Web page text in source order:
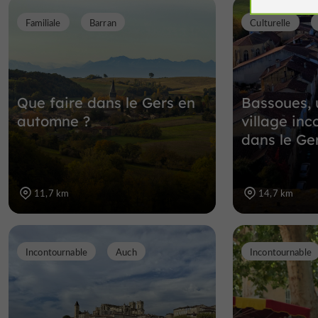
Que faire dans le Gers en
automne ?
Familiale Barran
11,7 km
village
dans le
Culturelle
14,7 km
Incontournable Auch Incontournable